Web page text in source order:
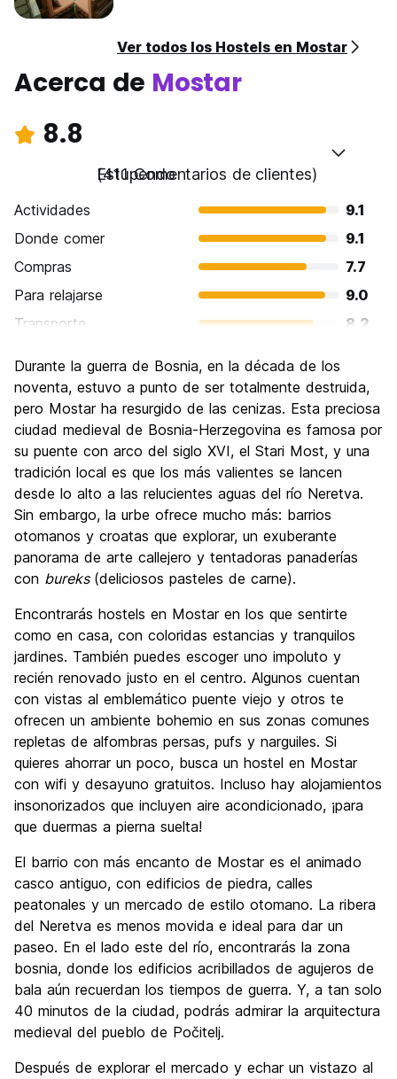
Ver todos los Hostels en Mostar
Acerca de Mostar
8.8
Estupendo
(411 Comentarios de clientes)
Actividades
9.1
Donde comer
9.1
Compras
7.7
Para relajarse
9.0
Transporte
8.2
Cultura
9.5
Fiesta
7.5
Calidad Precio
9.4
Durante la guerra de Bosnia, en la década de los
noventa, estuvo a punto de ser totalmente destruida,
pero Mostar ha resurgido de las cenizas. Esta preciosa
ciudad medieval de Bosnia-Herzegovina es famosa por
su puente con arco del siglo XVI, el Stari Most, y una
tradición local es que los más valientes se lancen
desde lo alto a las relucientes aguas del río Neretva.
Sin embargo, la urbe ofrece mucho más: barrios
otomanos y croatas que explorar, un exuberante
panorama de arte callejero y tentadoras panaderías
con bureks (deliciosos pasteles de carne).
Encontrarás hostels en Mostar en los que sentirte
como en casa, con coloridas estancias y tranquilos
jardines. También puedes escoger uno impoluto y
recién renovado justo en el centro. Algunos cuentan
con vistas al emblemático puente viejo y otros te
ofrecen un ambiente bohemio en sus zonas comunes
repletas de alfombras persas, pufs y narguiles. Si
quieres ahorrar un poco, busca un hostel en Mostar
con wifi y desayuno gratuitos. Incluso hay alojamientos
insonorizados que incluyen aire acondicionado, ¡para
que duermas a pierna suelta!
El barrio con más encanto de Mostar es el animado
casco antiguo, con edificios de piedra, calles
peatonales y un mercado de estilo otomano. La ribera
del Neretva es menos movida e ideal para dar un
paseo. En el lado este del río, encontrarás la zona
bosnia, donde los edificios acribillados de agujeros de
bala aún recuerdan los tiempos de guerra. Y, a tan solo
40 minutos de la ciudad, podrás admirar la arquitectura
medieval del pueblo de Počitelj.
Después de explorar el mercado y echar un vistazo al